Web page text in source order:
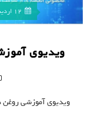
12 اردیبهشت, 1396
ویدیوی
ویدیوی آموزشی روغن